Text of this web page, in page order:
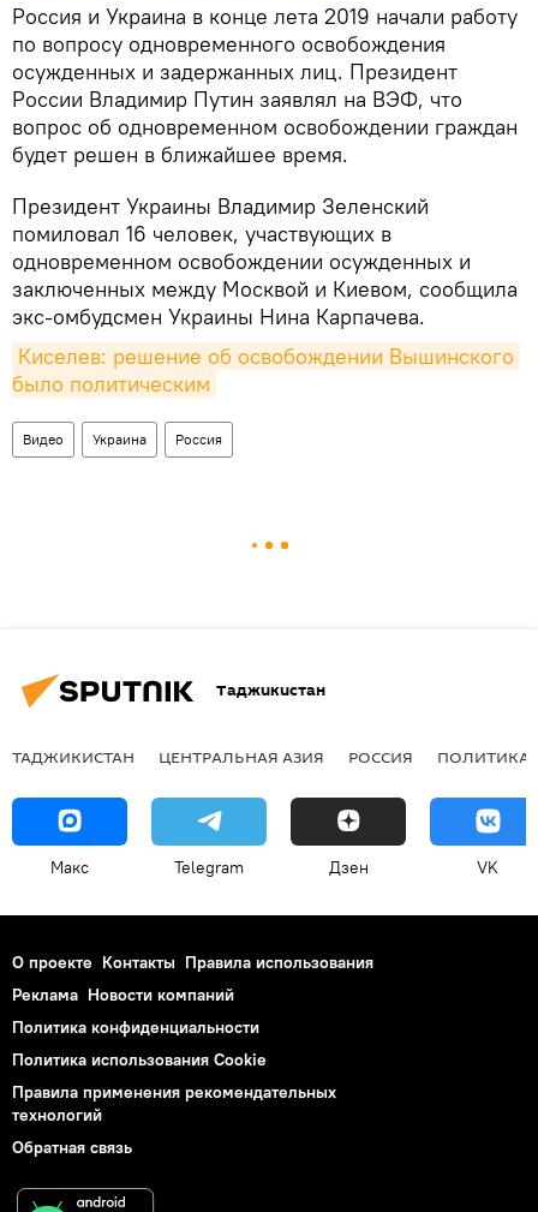
Россия и Украина в конце лета 2019 начали работу
по вопросу одновременного освобождения
осужденных и задержанных лиц. Президент
России Владимир Путин заявлял на ВЭФ, что
вопрос об одновременном освобождении граждан
будет решен в ближайшее время.
Президент Украины Владимир Зеленский
помиловал 16 человек, участвующих в
одновременном освобождении осужденных и
заключенных между Москвой и Киевом, сообщила
экс-омбудсмен Украины Нина Карпачева.
Киселев: решение об освобождении Вышинского
было политическим
Видео Украина Россия
Таджикистан
ТАДЖИКИСТАН ЦЕНТРАЛЬНАЯ АЗИЯ РОССИЯ ПОЛИТИКА
Макс Telegram Дзен VK
О проекте Контакты Правила использования
Реклама Новости компаний
Политика конфиденциальности
Политика использования Cookie
Правила применения рекомендательных
технологий
Обратная связь